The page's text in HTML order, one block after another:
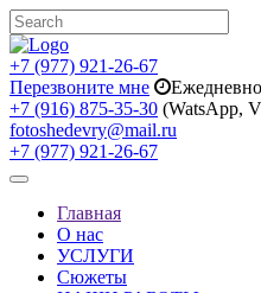
+7 (977) 921-26-67
Перезвоните мне
+7 (916) 875-35-30 (WatsApp,
fotoshedevry@mail.ru
+7 (977) 921-26-67
Toggle
navigationГлавная
О нас
УСЛУГИ
Сюжеты